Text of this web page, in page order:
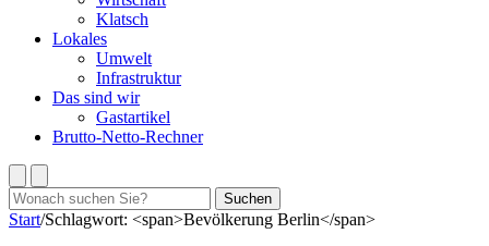
Klatsch
Lokales
Umwelt
Infrastruktur
Das sind wir
Gastartikel
Brutto-Netto-Rechner
Suchen
nach:
Suchen
Start/Schlagwort: <span>Bevölkerung Berlin</span>